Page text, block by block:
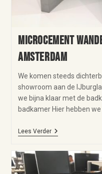
Microcement
Amsterdam
We komen steeds
showroom aan de
we bijna klaar met de
badkamer Hier hebben
Lees Verder